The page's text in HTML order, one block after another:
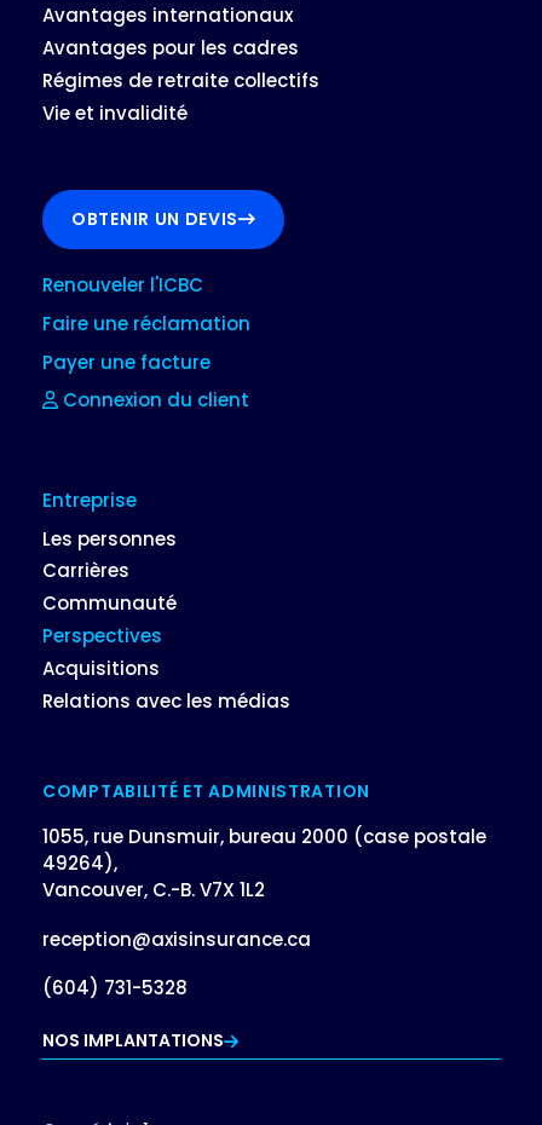
Avantages internationaux
Avantages pour les cadres
Régimes de retraite collectifs
Vie et invalidité
OBTENIR UN DEVIS
Renouveler l'ICBC
Faire une réclamation
Payer une facture
Connexion du client
Entreprise
Les personnes
Carrières
Communauté
Perspectives
Acquisitions
Relations avec les médias
COMPTABILITÉ ET ADMINISTRATION
1055, rue Dunsmuir, bureau 2000 (case postale
49264),
Vancouver, C.-B. V7X 1L2
reception@axisinsurance.ca
(604) 731-5328
NOS IMPLANTATIONS